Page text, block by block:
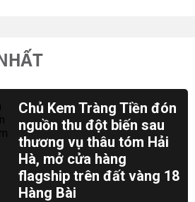
Chủ Kem Tràng Tiền đón
nguồn thu đột biến sau
thương vụ thâu tóm Hải
Hà, mở cửa hàng
flagship trên đất vàng 18
Hàng Bài